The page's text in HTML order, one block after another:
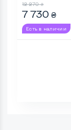
12 270 ₴
7 730 ₴
Есть в наличии